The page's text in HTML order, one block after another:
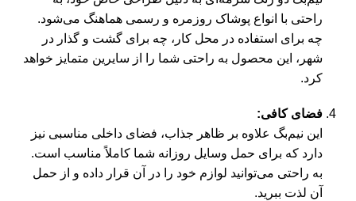
راحتی با انواع پوشاک روزمره و رسمی هماهنگ می‌شود.
چه برای استفاده در محل کار، چه برای گشت و گذار در
شهر، این محصول به راحتی شما را از سایرین متمایز خواهد
کرد.
فضای کافی:
این نیم‌بگ علاوه بر ظاهر جذاب، فضای داخلی مناسبی نیز
دارد که برای حمل وسایل روزانه شما کاملاً مناسب است.
به راحتی می‌توانید لوازم خود را در آن قرار داده و از حمل
آن لذت ببرید.